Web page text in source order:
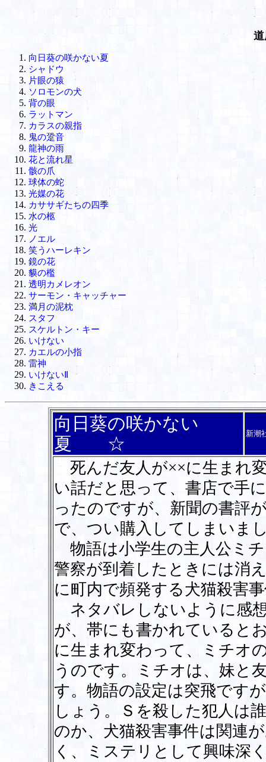
向日葵の咲かない夏
シャドウ
片眼の猿
ソロモンの犬
背の眼
ラットマン
カラスの親指
鬼の跫音
龍神の雨
花と流れ星
骸の爪
球体の蛇
光媒の花
カササギたちの四季
水の柩
光
ノエル
笑うハーレキン
鏡の花
貘の檻
透明カメレオン
サーモン・キャッチャー
満月の泥枕
スタフ
スケルトン・キー
いけない
カエルの小指
雷神
いけないⅡ
きこえる
向日葵の咲かない
夏 ☆
新潮
死んだ友人が××に生まれ
い話だと思って、書店で手
ったのですが、新聞の書評
で、つい購入してしまいま
物語は小学生の主人公ミ
警察が到着したときには消
に町内で頻発する犬猫殺害
ネタバレしないように感
が、帯にも書かれていると
に生まれ変わって、ミチオ
うのです。ミチオは、妹と
す。物語の設定は突飛です
しょう。Ｓを殺した犯人は
のか、犬猫殺害事件は関連
く、ミステリとして興味深